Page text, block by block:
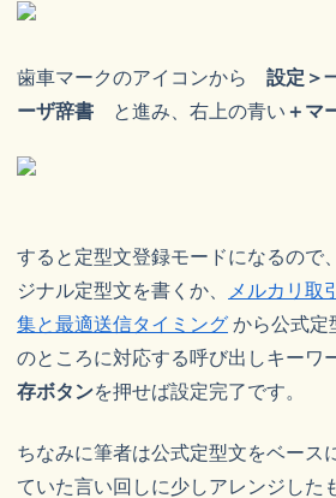
歯車マークのアイコンから 設定＞
ーザ辞書 と進み、右上の青い ＋マ
すると定型文登録モードになるので、
ジナル定型文を書くか、
メルカリ取
集と最適送信タイミング から公式定
のところに対応する呼び出しキーワ
存ボタンを押せば設定完了です。
ちなみに筆者は公式定型文をベース
ていた言い回しに少しアレンジした